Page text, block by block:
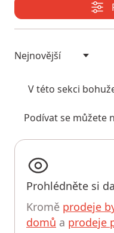
V této sekci
Podívat se můžete
Prohlédněte si
Kromě prodeje
domů a prodeje